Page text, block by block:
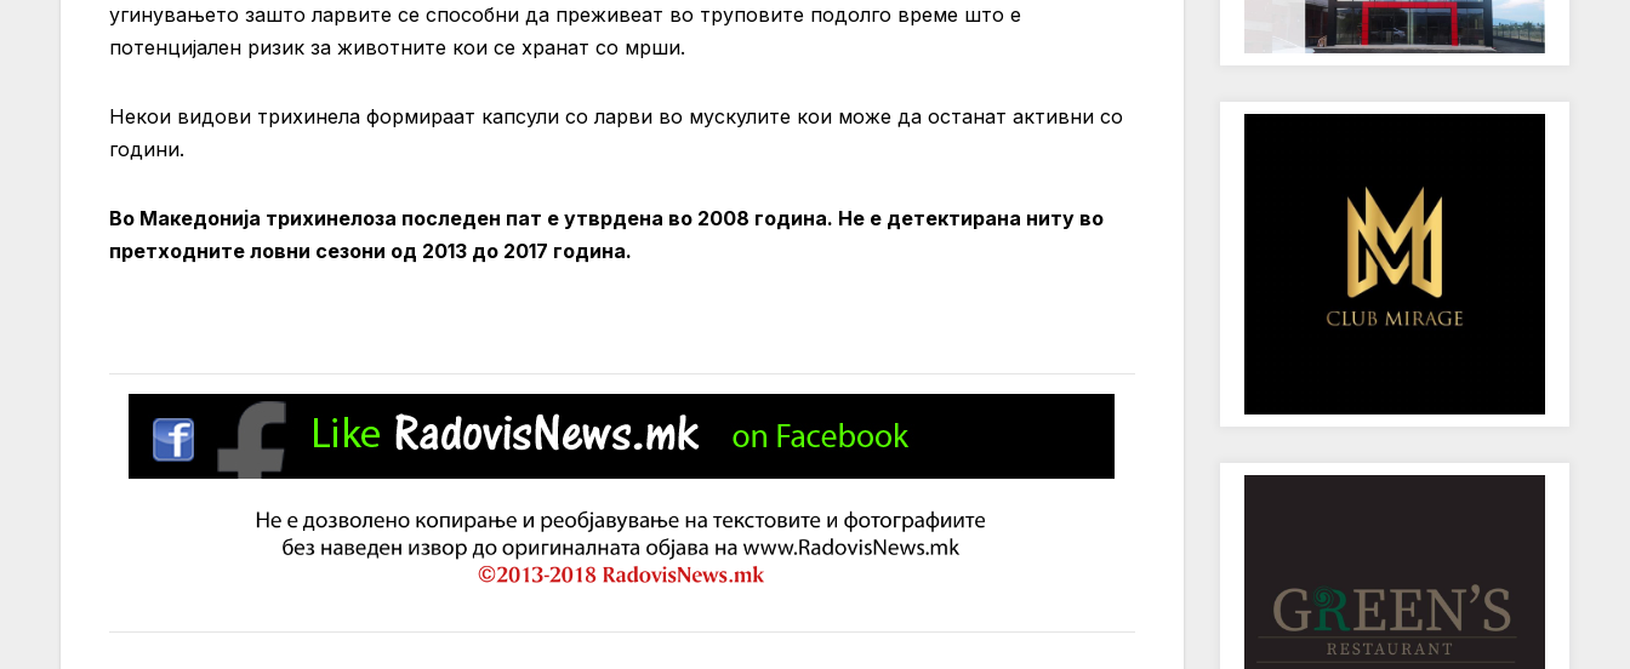
угинувањето зашто ларвите се способни да преживеат во труповите подолго време што е
потенцијален ризик за животните кои се хранат со мрши.
Некои видови трихинела формираат капсули со ларви во мускулите кои може да останат активни со
години.
Во Македонија трихинелоза последен пат е утврдена во 2008 година. Не е детектирана ниту во
претходните ловни сезони од 2013 до 2017 година.